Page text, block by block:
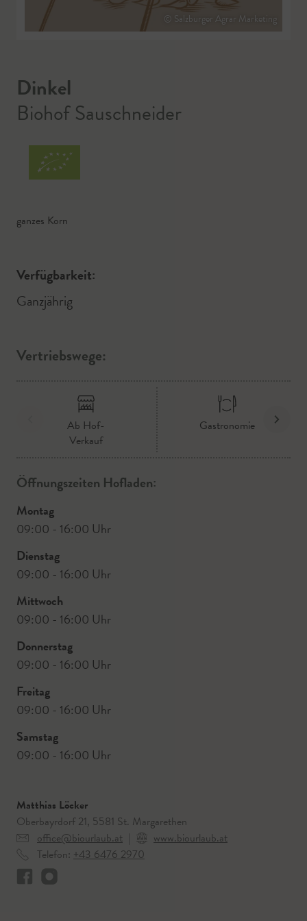
© Salzburger Agrar Marketing
Dinkel
Biohof Sauschneider
ganzes Korn
Verfügbarkeit:
Ganzjährig
Vertriebswege:
Ab Hof-
Verkauf
Gastronomie
Öffnungszeiten Hofladen:
Montag
09:00 - 16:00 Uhr
Dienstag
09:00 - 16:00 Uhr
Mittwoch
09:00 - 16:00 Uhr
Donnerstag
09:00 - 16:00 Uhr
Freitag
09:00 - 16:00 Uhr
Samstag
09:00 - 16:00 Uhr
Matthias Löcker
Oberbayrdorf 21, 5581 St. Margarethen
office@biourlaub.at |
www.biourlaub.at
Telefon: +43 6476 2970